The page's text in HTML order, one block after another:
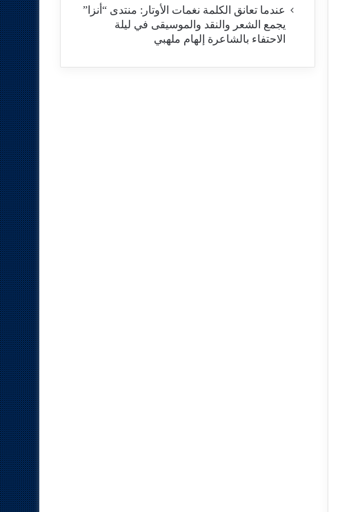
​عندما تعانق الكلمة نغمات الأوتار: منتدى “أنزا”
يجمع الشعر والنقد والموسيقى في ليلة
الاحتفاء بالشاعرة إلهام ملهبي